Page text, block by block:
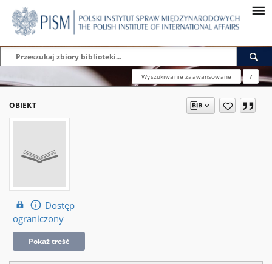
Wyszukiwanie zaawansowane ?
OBIEKT
Dostęp
ograniczony
Pokaż treść